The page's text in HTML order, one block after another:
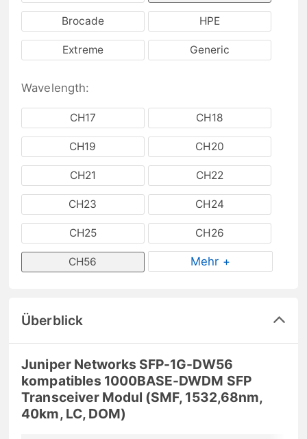
Brocade HPE
Extreme Generic
Wavelength:
CH17 CH18
CH19 CH20
CH21 CH22
CH23 CH24
CH25 CH26
CH56 Mehr +
Überblick
Juniper Networks SFP-1G-DW56
kompatibles 1000BASE-DWDM SFP
Transceiver Modul (SMF, 1532,68nm,
40km, LC, DOM)